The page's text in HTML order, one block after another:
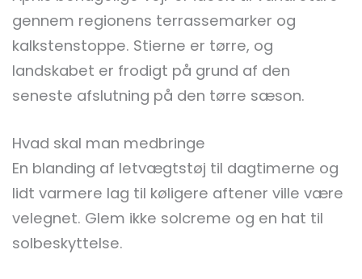
gennem regionens terrassemarker og
kalkstenstoppe. Stierne er tørre, og
landskabet er frodigt på grund af den
seneste afslutning på den tørre sæson.
Hvad skal man medbringe
En blanding af letvægtstøj til dagtimerne og
lidt varmere lag til køligere aftener ville være
velegnet. Glem ikke solcreme og en hat til
solbeskyttelse.